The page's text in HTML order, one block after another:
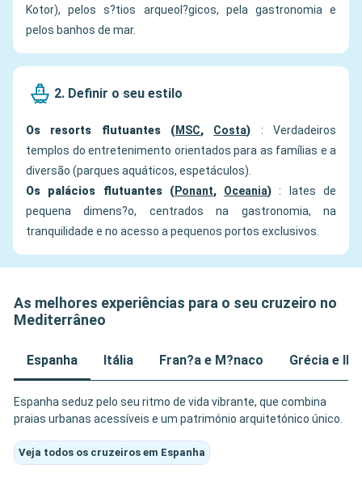
Kotor), pelos s?tios arqueol?gicos, pela gastronomia e
pelos banhos de mar.
2. Definir o seu estilo
Os resorts flutuantes (MSC, Costa) : Verdadeiros
templos do entretenimento orientados para as famílias e a
diversão (parques aquáticos, espetáculos).
Os palácios flutuantes (Ponant, Oceania) : Iates de
pequena dimens?o, centrados na gastronomia, na
tranquilidade e no acesso a pequenos portos exclusivos.
As melhores experiências para o seu cruzeiro no
Mediterrâneo
Espanha Itália Fran?a e M?naco Grécia e
Espanha seduz pelo seu ritmo de vida vibrante, que combina
praias urbanas acessíveis e um património arquitetónico único.
Veja todos os cruzeiros em Espanha